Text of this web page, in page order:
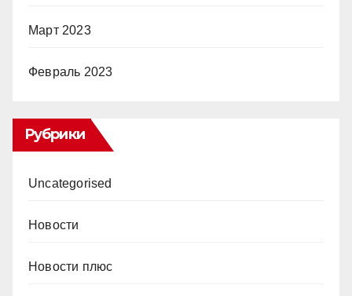
Март 2023
Февраль 2023
Рубрики
Uncategorised
Новости
Новости плюс